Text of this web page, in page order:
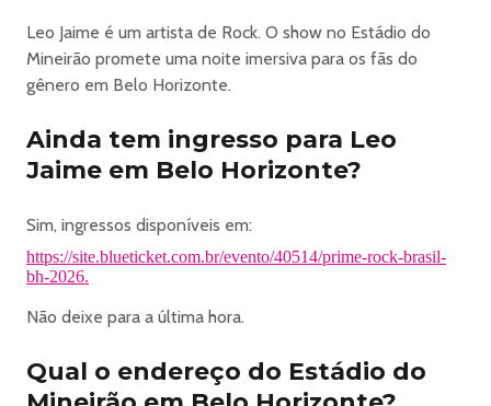
A Pista Rock Brasil é o coração do festival.
É onde pulsa a maior energia do Mineirão.
É o maior espaço do evento e tem acesso a um front
stage exclusivo
Local perfeito pra quem quer cantar de perto os maiores
sucessos do rock nacional.
A Pista Rock Brasil também tem acesso aos anéis
do palco.
E tem mais: um palco exclusivo da School of Rock, com
shows nos intervalos das bandas.
Porque aqui…
Na Pista você também encontra a maior loja oficial do
festival, entrada exclusiva, bares e banheiros
Leo Jaime é um artista de Rock. O show no Estádio do
Mineirão promete uma noite imersiva para os fãs do
gênero em Belo Horizonte.
Ainda tem ingresso para Leo
Jaime em Belo Horizonte?
Sim, ingressos disponíveis em:
https://site.blueticket.com.br/evento/40514/prime-rock-brasil-
bh-2026.
Não deixe para a última hora.
Qual o endereço do Estádio do